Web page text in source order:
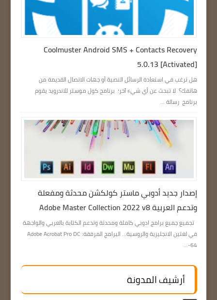
Coolmuster Android SMS + Contacts Recovery
5.0.13 [Activated]
هل ترغب في استعادة الرسائل النصية أو جهات الاتصال القديمة من
هاتفك؟ لا تبحث عن أي شيء آخر؛ برنامج كول موستر للاندرويد يقوم
برنامج رسالة ...
إصدار جديد أدوبي ماستر كولكشن محدثة ومفعلة
وتدعم العربية Adobe Master Collection 2022 v8
تجميع جميع برامج ادوبي كاملة ومحدثة وتدعم الكتابة بالعربي والواجهة
في لغتين الانجليزية والروسية… البرامج المرفقة: Adobe Acrobat Pro DC
64-...
أرشيف المدونة